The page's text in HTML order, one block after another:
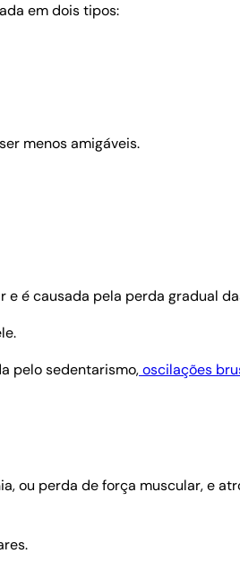
em dois tipos:
menos amigáveis.
é causada pela perda gradual
pelo sedentarismo,oscilações
ou perda de força muscular, e